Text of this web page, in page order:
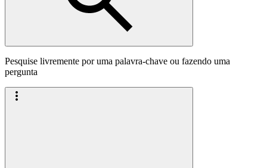
Pesquise livremente por uma palavra-chave ou fazendo uma
pergunta